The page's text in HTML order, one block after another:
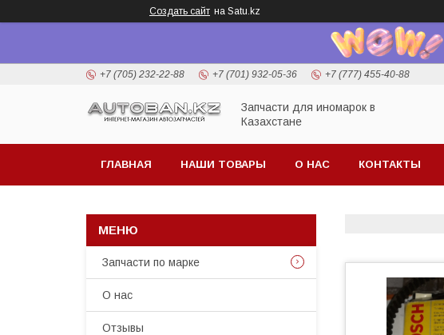
Создать сайт на Satu.kz
+7 (705) 232-22-88 +7 (701) 932-05-36 +7 (777) 455-40-88
Запчасти для иномарок в
Казахстане
ГЛАВНАЯ НАШИ ТОВАРЫ О НАС КОНТАКТЫ
Запчасти по марке
О нас
Отзывы